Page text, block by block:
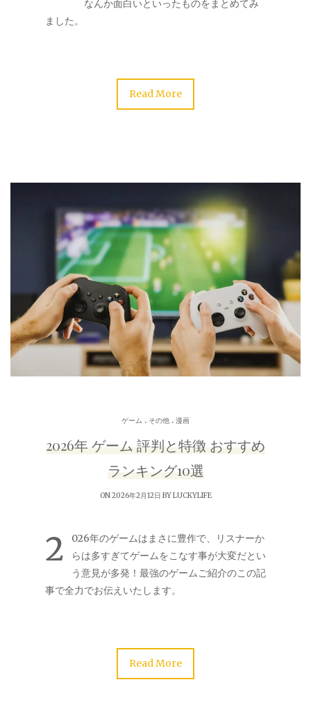
なんか面白いといったものをまとめてみ
ました。
Read More
ゲーム . その他 . 漫画
2026年 ゲーム 評判と特徴 おすすめ
ランキング10選
ON 2026年2月12日 BYLUCKYLIFE
2
026年のゲームはまさに豊作で、リスナーか
らは多すぎてゲームをこなす事が大変だとい
う意見が多発！最強のゲームご紹介のこの記
事で全力でお伝えいたします。
Read More